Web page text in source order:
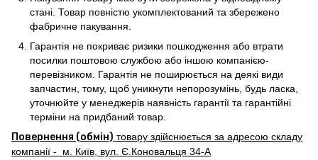
стані. Товар повністю укомплектований та збережено
фабричне пакування.
Гарантія не покриває ризики пошкодження або втрати
посилки поштовою службою або іншою компанією-
перевізником. Гарантія не поширюється на деякі види
запчастин, тому, щоб уникнути непорозумінь, будь ласка,
уточнюйте у менеджерів наявність гарантії та гарантійні
терміни на придбаний товар.
Повернення (обмін) товару здійснюється за адресою складу
компанії - м. Київ, вул. Є.Коновальця 34-А